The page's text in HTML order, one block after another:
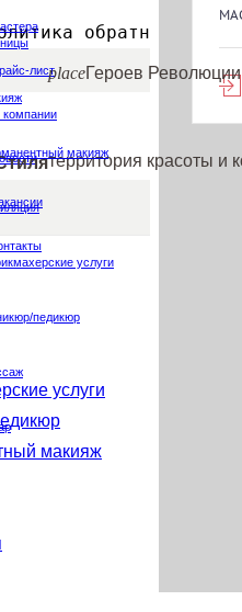
листplaceГероев
территория красоты и
макияж
услуги
педикюр
услуги
макияж
обратной связи